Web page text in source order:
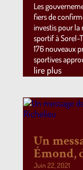
Les
fiers de
investis pour la
sportif à Sorel-
176 nouveaux
sportives
lire plus
Un
Émond,
Juin 22, 2021